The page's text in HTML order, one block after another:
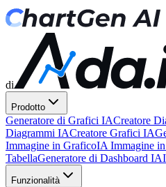
di
Prodotto
Generatore di Grafici IACreatore
Diagrammi IACreatore Grafici IA
Immagine in GraficoIA Immagine
TabellaGeneratore di Dashboard IA
Funzionalità